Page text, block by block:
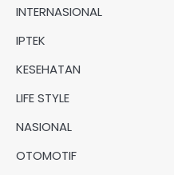
INTERNASIONAL
IPTEK
KESEHATAN
LIFE STYLE
NASIONAL
OTOMOTIF